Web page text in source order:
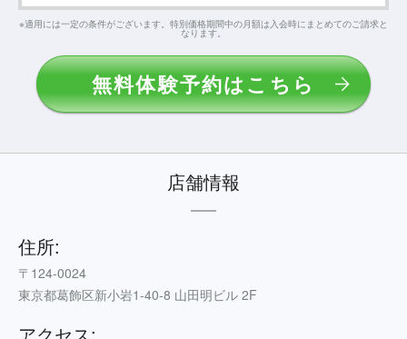
※適用には一定の条件がございます。特別価格期間中の月額は入会時にまとめてのご請求と
なります。
無料体験予約はこちら
店舗情報
住所:
〒124-0024
東京都葛飾区新小岩1-40-8 山田明ビル 2F